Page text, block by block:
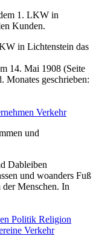
in Lichtenstein das
14. Mai 1908 (Seite
Monates geschrieben:
Verkehr
Dableiben
und woanders Fuß
Menschen. In
Politik Religion
Verkehr